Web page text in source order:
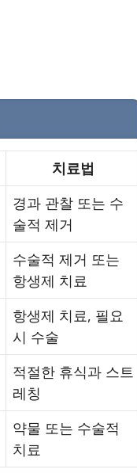
치료법
경과 관찰 또는 수
술적 제거
수술적 제거 또는
항생제 치료
항생제 치료, 필요
시 수술
적절한 휴식과 스트
레칭
약물 또는 수술적
치료